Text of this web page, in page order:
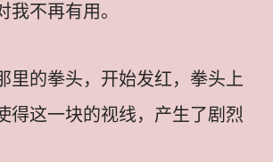
我不再有用。
里的拳头，开始发红，拳头上
得这一块的视线，产生了剧烈